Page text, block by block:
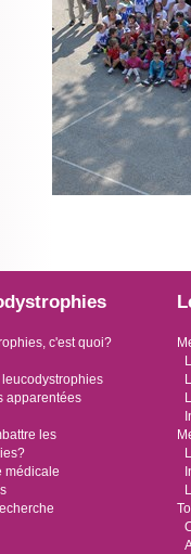
c'est quoi?
leucodystrophies
apparentées
les
médicale